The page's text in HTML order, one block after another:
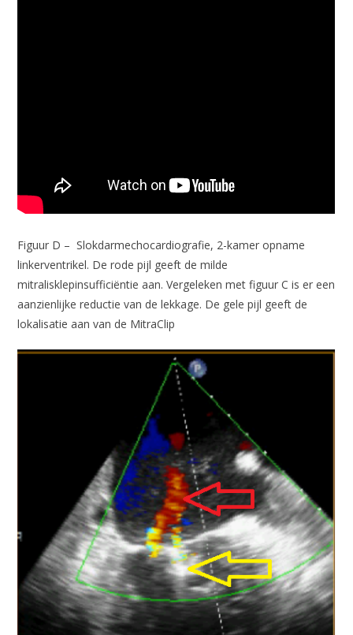
Figuur D – Slokdarmechocardiografie, 2-kamer opname
linkerventrikel. De rode pijl geeft de milde
mitralisklepinsufficiëntie aan. Vergeleken met figuur C is er een
aanzienlijke reductie van de lekkage. De gele pijl geeft de
lokalisatie aan van de MitraClip